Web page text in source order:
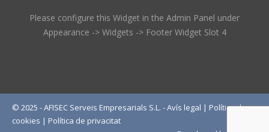
Please configure this Widget in the Admin Panel under
Appearance -> Widgets -> Footer Widget Slot 4
© 2025 - AFISEC Serveis Empresarials S.L. -Avís legal | Política de
cookies | Política de privacitat